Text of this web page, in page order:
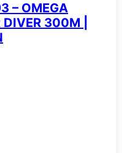
– OMEGA
300M |